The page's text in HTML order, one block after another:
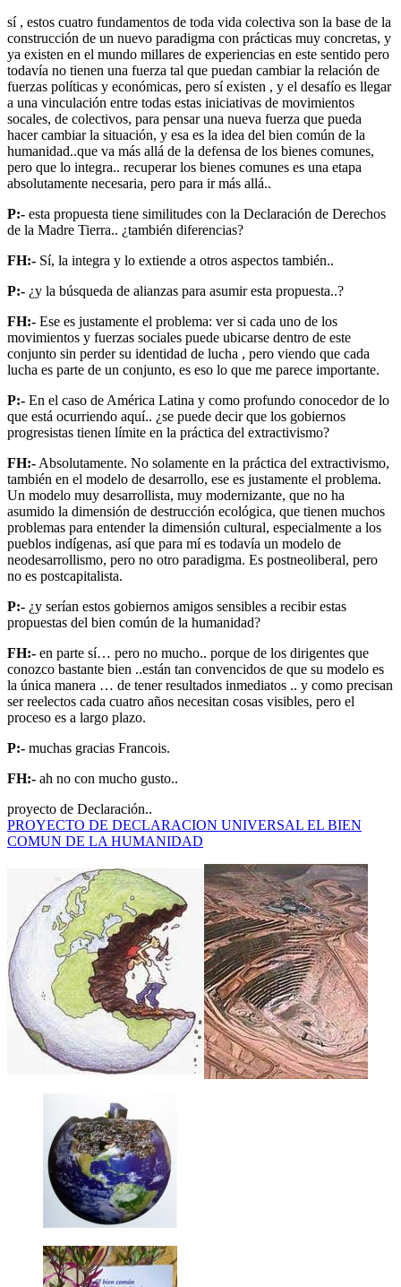
sí , estos cuatro fundamentos de toda vida colectiva son la base de la
construcción de un nuevo paradigma con prácticas muy concretas, y
ya existen en el mundo millares de experiencias en este sentido pero
todavía no tienen una fuerza tal que puedan cambiar la relación de
fuerzas políticas y económicas, pero sí existen , y el desafío es llegar
a una vinculación entre todas estas iniciativas de movimientos
socales, de colectivos, para pensar una nueva fuerza que pueda
hacer cambiar la situación, y esa es la idea del bien común de la
humanidad..que va más allá de la defensa de los bienes comunes,
pero que lo integra.. recuperar los bienes comunes es una etapa
absolutamente necesaria, pero para ir más allá..
P:- esta propuesta tiene similitudes con la Declaración de Derechos
de la Madre Tierra.. ¿también diferencias?
FH:- Sí, la integra y lo extiende a otros aspectos también..
P:- ¿y la búsqueda de alianzas para asumir esta propuesta..?
FH:- Ese es justamente el problema: ver si cada uno de los
movimientos y fuerzas sociales puede ubicarse dentro de este
conjunto sin perder su identidad de lucha , pero viendo que cada
lucha es parte de un conjunto, es eso lo que me parece importante.
P:- En el caso de América Latina y como profundo conocedor de lo
que está ocurriendo aquí.. ¿se puede decir que los gobiernos
progresistas tienen límite en la práctica del extractivismo?
FH:- Absolutamente. No solamente en la práctica del extractivismo,
también en el modelo de desarrollo, ese es justamente el problema.
Un modelo muy desarrollista, muy modernizante, que no ha
asumido la dimensión de destrucción ecológica, que tienen muchos
problemas para entender la dimensión cultural, especialmente a los
pueblos indígenas, así que para mí es todavía un modelo de
neodesarrollismo, pero no otro paradigma. Es postneoliberal, pero
no es postcapitalista.
P:- ¿y serían estos gobiernos amigos sensibles a recibir estas
propuestas del bien común de la humanidad?
FH:- en parte sí… pero no mucho.. porque de los dirigentes que
conozco bastante bien ..están tan convencidos de que su modelo es
la única manera … de tener resultados inmediatos .. y como precisan
ser reelectos cada cuatro años necesitan cosas visibles, pero el
proceso es a largo plazo.
P:- muchas gracias Francois.
FH:- ah no con mucho gusto..
proyecto de Declaración..
PROYECTO DE DECLARACION UNIVERSAL EL BIEN
COMUN DE LA HUMANIDAD